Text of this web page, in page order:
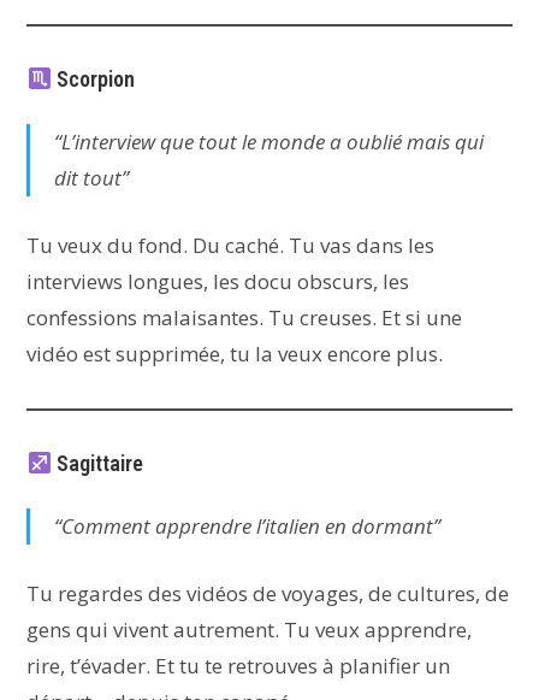
Scorpion
“L’interview que tout le monde a oublié mais qui
dit tout”
Tu veux du fond. Du caché. Tu vas dans les
interviews longues, les docu obscurs, les
confessions malaisantes. Tu creuses. Et si une
vidéo est supprimée, tu la veux encore plus.
Sagittaire
“Comment apprendre l’italien en dormant”
Tu regardes des vidéos de voyages, de cultures, de
gens qui vivent autrement. Tu veux apprendre,
rire, t’évader. Et tu te retrouves à planifier un